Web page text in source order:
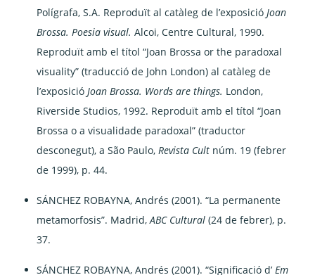
Polígrafa, S.A. Reproduït al catàleg de l’exposicióJoan
Brossa. Poesia visual.Alcoi, Centre Cultural, 1990.
Reproduït amb el títol “Joan Brossa or the paradoxal
visuality” (traducció de John London) al catàleg de
l’exposicióJoan Brossa. Words are things. London,
Riverside Studios, 1992. Reproduït amb el títol “Joan
Brossa o a visualidade paradoxal” (traductor
desconegut), a São Paulo,Revista Cult núm. 19 (febrer
de 1999), p. 44.
SÁNCHEZ ROBAYNA, Andrés (2001). “La permanente
metamorfosis”. Madrid,ABC Cultural (24 de febrer), p.
37.
SÁNCHEZ ROBAYNA, Andrés (2001). “Significació d’Em